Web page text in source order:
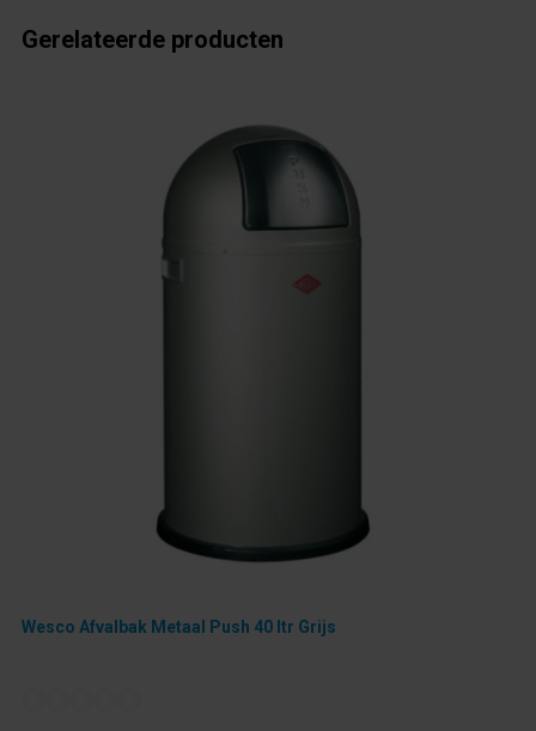
Gerelateerde producten
Wesco Afvalbak Metaal Push 40 ltr Grijs